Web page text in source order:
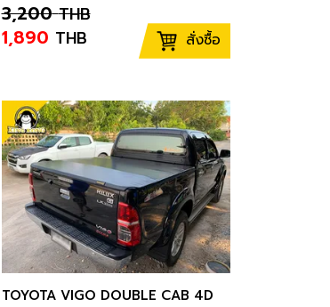
3,200 THB
1,890 THB สั่งซื้อ
TOYOTA VIGO DOUBLE CAB 4D